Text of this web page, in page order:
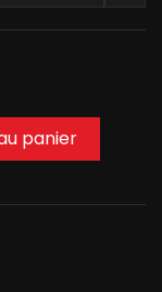
panier